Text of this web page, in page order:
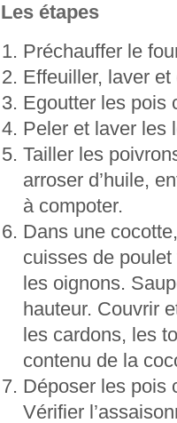
Les étapes
Préchauffer le
Effeuiller, laver
Egoutter les pois
Peler et laver les
Tailler les
arroser d’huile,
à compoter.
Dans une
cuisses de
les oignons.
hauteur. Couvrir
les cardons, les
contenu de la
Déposer les pois
Vérifier